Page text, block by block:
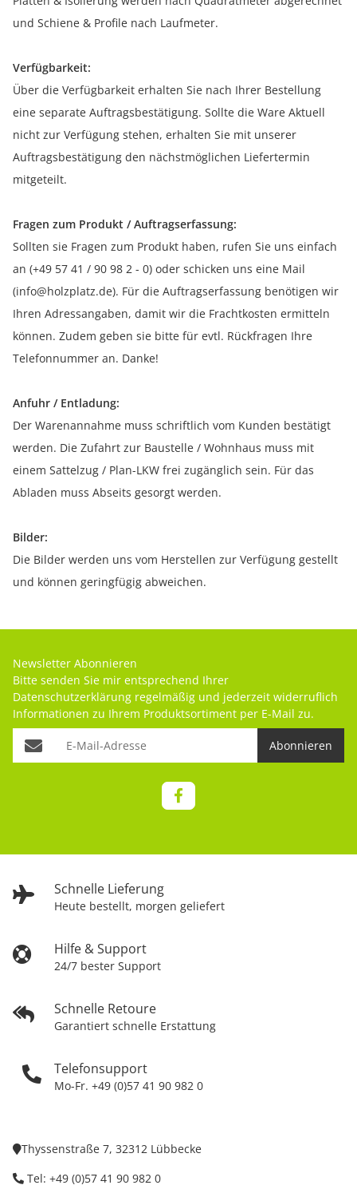
und Schiene & Profile nach Laufmeter.
Verfügbarkeit:
Über die Verfügbarkeit erhalten Sie nach Ihrer Bestellung
eine separate Auftragsbestätigung. Sollte die Ware Aktuell
nicht zur Verfügung stehen, erhalten Sie mit unserer
Auftragsbestätigung den nächstmöglichen Liefertermin
mitgeteilt.
Fragen zum Produkt / Auftragserfassung:
Sollten sie Fragen zum Produkt haben, rufen Sie uns einfach
an (+49 57 41 / 90 98 2 - 0) oder schicken uns eine Mail
(info@holzplatz.de). Für die Auftragserfassung benötigen wir
Ihren Adressangaben, damit wir die Frachtkosten ermitteln
können. Zudem geben sie bitte für evtl. Rückfragen Ihre
Telefonnummer an. Danke!
Anfuhr / Entladung:
Der Warenannahme muss schriftlich vom Kunden bestätigt
werden. Die Zufahrt zur Baustelle / Wohnhaus muss mit
einem Sattelzug / Plan-LKW frei zugänglich sein. Für das
Abladen muss Abseits gesorgt werden.
Bilder:
Die Bilder werden uns vom Herstellen zur Verfügung gestellt
und können geringfügig abweichen.
Schnelle Lieferung
Heute bestellt, morgen geliefert
Hilfe & Support
24/7 bester Support
Schnelle Retoure
Garantiert schnelle Erstattung
Telefonsupport
Mo-Fr. +49 (0)57 41 90 982 0
Newsletter Abonnieren
Bitte senden Sie mir entsprechend Ihrer
Datenschutzerklärung regelmäßig und jederzeit widerruflich
Informationen zu Ihrem Produktsortiment per E-Mail zu.
Abonnieren
Thyssenstraße 7, 32312 Lübbecke
Tel: +49 (0)57 41 90 982 0